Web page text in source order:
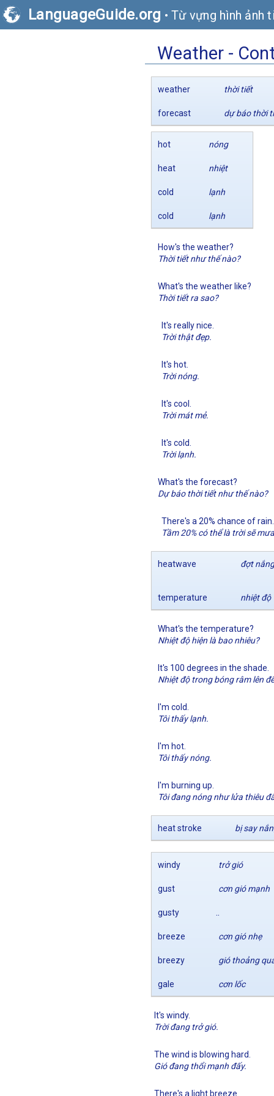
LanguageGuide.org • Từ vựng hình ảnh
Weather -
weather thời tiết
forecast dự báo thời
hot nóng
heat nhiệt
cold lạnh
cold lạnh
How's the weather?
Thời tiết như thế nào?
What's the weather like?
Thời tiết ra sao?
It's really nice.
Trời thật đẹp.
It's hot.
Trời nóng.
It's cool.
Trời mát mẻ.
It's cold.
Trời lạnh.
What's the forecast?
Dự báo thời tiết như thế nào?
There's a 20% chance of rain.
Tầm 20% có thể là trời sẽ
heatwave đợt
temperature nhiệt độ
What's the temperature?
Nhiệt độ hiện là bao nhiêu?
It's 100 degrees in the shade.
Nhiệt độ trong bóng râm lên
I'm cold.
Tôi thấy lạnh.
I'm hot.
Tôi thấy nóng.
I'm burning up.
Tôi đang nóng như lửa thiêu
heat stroke bị say
windy trở gió
gust cơn gió mạnh
gusty ..
breeze cơn gió nhẹ
breezy gió thoảng
gale cơn lốc
It's windy.
Trời đang trở gió.
The wind is blowing hard.
Gió đang thổi mạnh đấy.
There's a light breeze.